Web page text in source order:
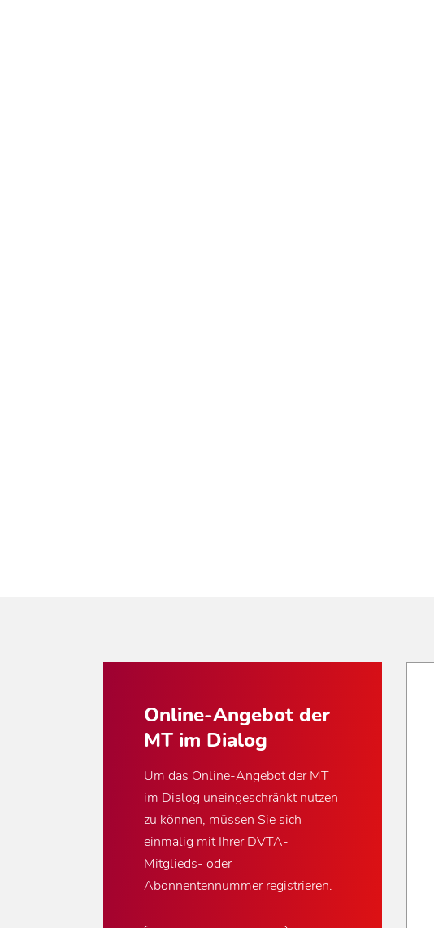
Online-Angebot der
MT im Dialog
Um das Online-Angebot der MT
im Dialog uneingeschränkt nutzen
zu können, müssen Sie sich
einmalig mit Ihrer DVTA-
Mitglieds- oder
Abonnentennummer registrieren.